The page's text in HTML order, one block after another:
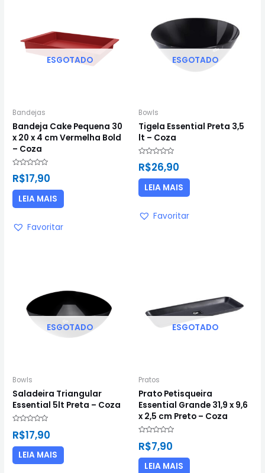
ESGOTADO
Bandejas
Bandeja Cake Pequena 30
x 20 x 4 cm Vermelha Bold
– Coza
0
5
R$17,90
LEIA MAIS
Favoritar
ESGOTADO
Bowls
Tigela Essential Preta 3,5
lt – Coza
0
5
R$26,90
LEIA MAIS
Favoritar
ESGOTADO
Bowls
Saladeira Triangular
Essential 5lt Preta – Coza
0
5
R$17,90
LEIA MAIS
ESGOTADO
Pratos
Prato Petisqueira
Essential Grande 31,9 x 9,6
x 2,5 cm Preto – Coza
0
5
R$7,90
LEIA MAIS